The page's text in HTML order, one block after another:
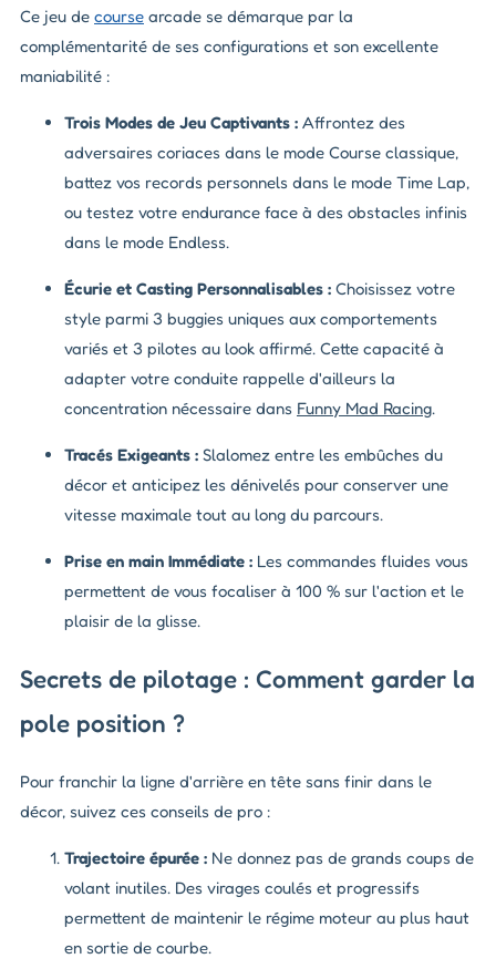
Ce jeu de course arcade se démarque par la
complémentarité de ses configurations et son excellente
maniabilité :
Trois Modes de Jeu Captivants : Affrontez des
adversaires coriaces dans le mode Course classique,
battez vos records personnels dans le mode Time Lap,
ou testez votre endurance face à des obstacles infinis
dans le mode Endless.
Écurie et Casting Personnalisables : Choisissez votre
style parmi 3 buggies uniques aux comportements
variés et 3 pilotes au look affirmé. Cette capacité à
adapter votre conduite rappelle d'ailleurs la
concentration nécessaire dans Funny Mad Racing.
Tracés Exigeants : Slalomez entre les embûches du
décor et anticipez les dénivelés pour conserver une
vitesse maximale tout au long du parcours.
Prise en main Immédiate : Les commandes fluides vous
permettent de vous focaliser à 100 % sur l'action et le
plaisir de la glisse.
Secrets de pilotage : Comment garder la
pole position ?
Pour franchir la ligne d'arrière en tête sans finir dans le
décor, suivez ces conseils de pro :
Trajectoire épurée : Ne donnez pas de grands coups de
volant inutiles. Des virages coulés et progressifs
permettent de maintenir le régime moteur au plus haut
en sortie de courbe.